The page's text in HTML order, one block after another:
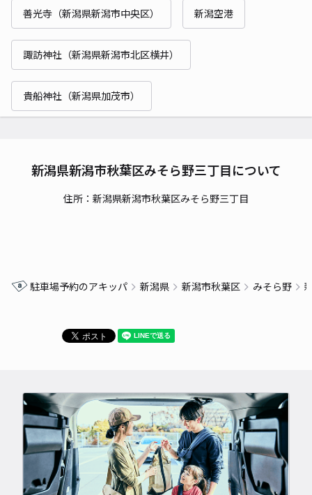
善光寺（新潟県新潟市中央区） 新潟空港
諏訪神社（新潟県新潟市北区横井）
貴船神社（新潟県加茂市）
新潟県新潟市秋葉区みそら野三丁目について
住所：新潟県新潟市秋葉区みそら野三丁目
駐車場予約のアキッパ 新潟県 新潟市秋葉区 みそら野